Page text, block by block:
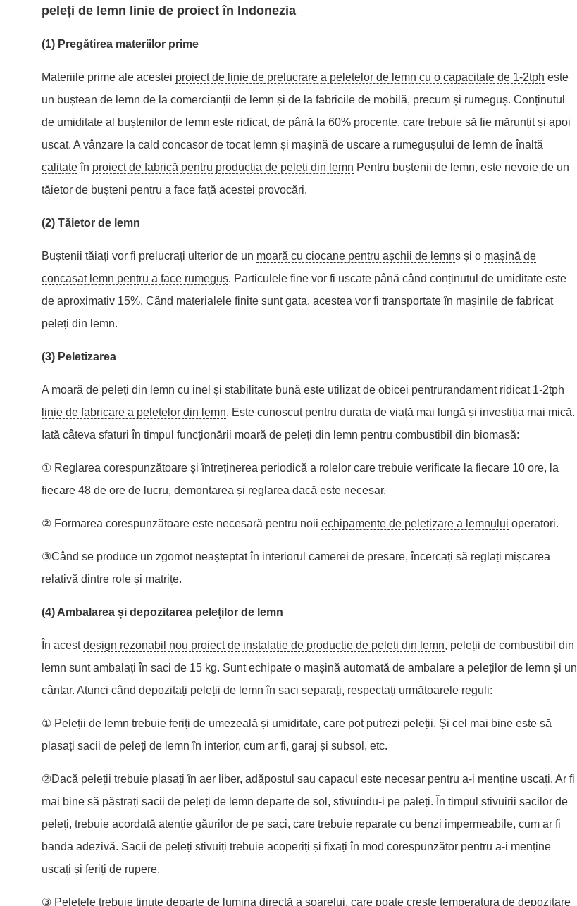
peleți de lemn linie de proiect în Indonezia
(1) Pregătirea materiilor prime
Materiile prime ale acestei proiect de linie de prelucrare a peletelor de lemn cu o capacitate de 1-2tph este
un buștean de lemn de la comercianții de lemn și de la fabricile de mobilă, precum și rumeguș. Conținutul
de umiditate al buștenilor de lemn este ridicat, de până la 60% procente, care trebuie să fie mărunțit și apoi
uscat. A vânzare la cald concasor de tocat lemn și mașină de uscare a rumegușului de lemn de înaltă
calitateîn proiect de fabrică pentru producția de peleți din lemn Pentru buștenii de lemn, este nevoie de un
tăietor de bușteni pentru a face față acestei provocări.
(2) Tăietor de lemn
Buștenii tăiați vor fi prelucrați ulterior de un moară cu ciocane pentru așchii de lemns și o mașină de
concasat lemn pentru a face rumeguș. Particulele fine vor fi uscate până când conținutul de umiditate este
de aproximativ 15%. Când materialele finite sunt gata, acestea vor fi transportate în mașinile de fabricat
peleți din lemn.
(3) Peletizarea
A moară de peleți din lemn cu inel și stabilitate bună este utilizat de obicei pentrurandament ridicat 1-2tph
linie de fabricare a peletelor din lemn. Este cunoscut pentru durata de viață mai lungă și investiția mai mică.
Iată câteva sfaturi în timpul funcționării moară de peleți din lemn pentru combustibil din biomasă:
① Reglarea corespunzătoare și întreținerea periodică a rolelor care trebuie verificate la fiecare 10 ore, la
fiecare 48 de ore de lucru, demontarea și reglarea dacă este necesar.
② Formarea corespunzătoare este necesară pentru noii echipamente de peletizare a lemnului operatori.
③Când se produce un zgomot neașteptat în interiorul camerei de presare, încercați să reglați mișcarea
relativă dintre role și matrițe.
(4) Ambalarea și depozitarea peleților de lemn
În acestdesign rezonabil nou proiect de instalație de producție de peleți din lemn, peleții de combustibil din
lemn sunt ambalați în saci de 15 kg. Sunt echipate o mașină automată de ambalare a peleților de lemn și un
cântar. Atunci când depozitați peleții de lemn în saci separați, respectați următoarele reguli:
① Peleții de lemn trebuie feriți de umezeală și umiditate, care pot putrezi peleții. Și cel mai bine este să
plasați sacii de peleți de lemn în interior, cum ar fi, garaj și subsol, etc.
②Dacă peleții trebuie plasați în aer liber, adăpostul sau capacul este necesar pentru a-i menține uscați. Ar fi
mai bine să păstrați sacii de peleți de lemn departe de sol, stivuindu-i pe paleți. În timpul stivuirii sacilor de
peleți, trebuie acordată atenție găurilor de pe saci, care trebuie reparate cu benzi impermeabile, cum ar fi
banda adezivă. Sacii de peleți stivuiți trebuie acoperiți și fixați în mod corespunzător pentru a-i menține
uscați și feriți de rupere.
③ Peletele trebuie ținute departe de lumina directă a soarelui, care poate crește temperatura de depozitare